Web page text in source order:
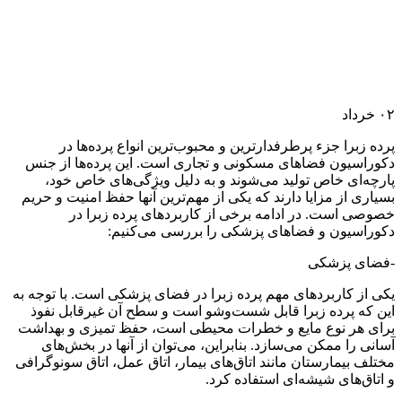
۰۲ خرداد
پرده زبرا جزء پرطرفدارترین و محبوب‌ترین انواع پرده‌ها در
دکوراسیون فضاهای مسکونی و تجاری است. این پرده‌ها از جنس
پارچه‌ای خاص تولید می‌شوند و به دلیل ویژگی‌های خاص خود،
بسیاری از مزایا دارند که یکی از مهم‌ترین آنها حفظ امنیت و حریم
خصوصی است. در ادامه برخی از کاربردهای پرده زبرا در
دکوراسیون و فضاهای پزشکی را بررسی می‌کنیم:
-فضای پزشکی
یکی از کاربردهای مهم پرده زبرا در فضای پزشکی است. با توجه به
این که پرده زبرا قابل شست‌وشو است و سطح آن غیرقابل نفوذ
برای هر نوع مایع و خطرات محیطی است، حفظ تمیزی و بهداشت
آسانی را ممکن می‌سازد. بنابراین، می‌توان از آنها در بخش‌های
مختلف بیمارستان مانند اتاق‌های بیمار، اتاق عمل، اتاق سونوگرافی
و اتاق‌های شیشه‌ای استفاده کرد.